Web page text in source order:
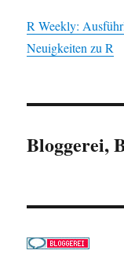
R Weekly:
Neuigkeiten zu R
Bloggerei,